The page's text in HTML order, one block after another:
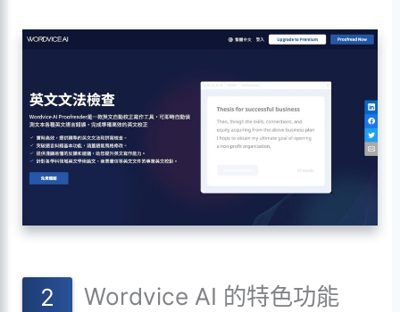
Wordvice AI 的特色功能